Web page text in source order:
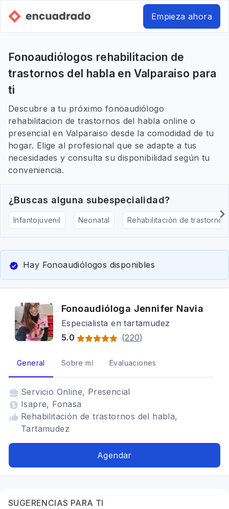
Empieza ahora
Fonoaudiólogos rehabilitacion de
trastornos del habla en Valparaiso para
ti
Descubre a tu próximo fonoaudiólogo
rehabilitacion de trastornos del habla online o
presencial en Valparaiso desde la comodidad de tu
hogar. Elige al profesional que se adapte a tus
necesidades y consulta su disponibilidad según tu
conveniencia.
¿Buscas alguna subespecialidad?
Infantojuvenil Neonatal Rehabilitación de
Hay Fonoaudiólogos disponibles
Fonoaudióloga Jennifer Navia
Especialista en tartamudez
5.0
(220)
General Sobre mí Evaluaciones
Servicio Online, Presencial
Isapre, Fonasa
Rehabilitación de trastornos del habla,
Tartamudez
Agendar
SUGERENCIAS PARA TI